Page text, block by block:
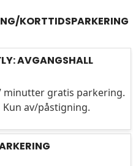
KORTTIDSPARKERING
AVGANGSHALL
minutter gratis parkering.
Kun av/påstigning.